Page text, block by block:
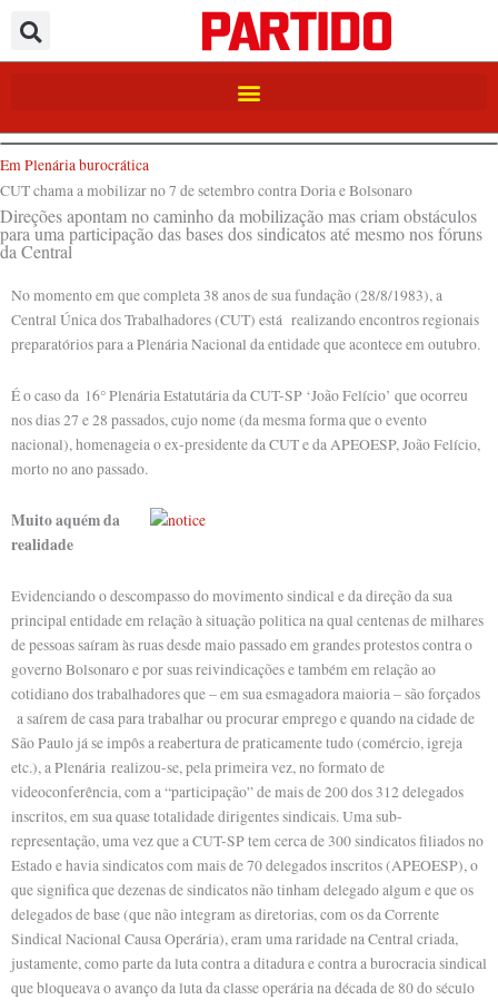
para
o
Em Plenária burocrática
CUT chama a mobilizar no 7 de setembro contra Doria e Bolsonaro
Direções apontam no caminho da mobilização mas criam obstáculos
para uma participação das bases dos sindicatos até mesmo nos fóruns
da Central
No momento em que completa 38 anos de sua fundação (28/8/1983), a
Central Única dos Trabalhadores (CUT) está realizando encontros regionais
preparatórios para a Plenária Nacional da entidade que acontece em outubro.
É o caso da 16° Plenária Estatutária da CUT-SP ‘João Felício’ que ocorreu
nos dias 27 e 28 passados, cujo nome (da mesma forma que o evento
nacional), homenageia o ex-presidente da CUT e da APEOESP, João Felício,
morto no ano passado.
Muito aquém da
realidade
Evidenciando o descompasso do movimento sindical e da direção da sua
principal entidade em relação à situação politica na qual centenas de milhares
de pessoas saíram às ruas desde maio passado em grandes protestos contra o
governo Bolsonaro e por suas reivindicações e também em relação ao
cotidiano dos trabalhadores que – em sua esmagadora maioria – são forçados
a saírem de casa para trabalhar ou procurar emprego e quando na cidade de
São Paulo já se impôs a reabertura de praticamente tudo (comércio, igreja
etc.), a Plenária realizou-se, pela primeira vez, no formato de
videoconferência, com a “participação” de mais de 200 dos 312 delegados
inscritos, em sua quase totalidade dirigentes sindicais. Uma sub-
representação, uma vez que a CUT-SP tem cerca de 300 sindicatos filiados no
Estado e havia sindicatos com mais de 70 delegados inscritos (APEOESP), o
que significa que dezenas de sindicatos não tinham delegado algum e que os
delegados de base (que não integram as diretorias, com os da Corrente
Sindical Nacional Causa Operária), eram uma raridade na Central criada,
justamente, como parte da luta contra a ditadura e contra a burocracia sindical
que bloqueava o avanço da luta da classe operária na década de 80 do século